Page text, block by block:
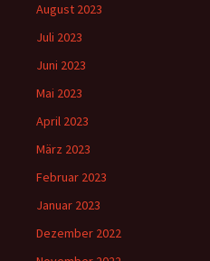
August 2023
Juli 2023
Juni 2023
Mai 2023
April 2023
März 2023
Februar 2023
Januar 2023
Dezember 2022